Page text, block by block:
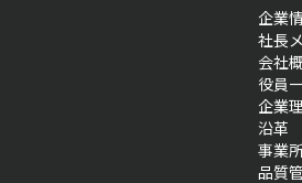
企業
社長
会社
役員
企業
沿革
事業
品質